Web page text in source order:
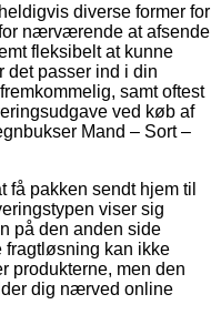
diverse former for
nærværende at afsende
fleksibelt at kunne
passer ind i din
samt oftest
ved køb af
Mand – Sort –
få pakken sendt hjem til
viser sig
på den anden side
fragtløsning kan ikke
produkterne, men den
dig nærved online